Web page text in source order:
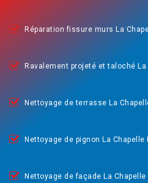
Réparation fissure murs La
Ravalement projeté et taloché
Nettoyage de terrasse La
Nettoyage de pignon La Chapelle
Nettoyage de façade La